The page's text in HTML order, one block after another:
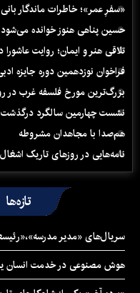
«سفرِ عمر»؛ خاطرات ماندگار
حسین پناهی هنوز خوانده می‌شود
تلاقی هنر و ایمان؛ روایت
فراخوان نوزدهمین دوره جایزه
بزرگ‌ترین مورخ فلسفه غرب در
نشست چهارمین سالگرد درگذشت
هم‌صدا با مجاهدان مشروطه
نامه‌هایی در روزهای تاریک اشغال
تازه‌ها
سریال‌های «مدیر
هوش مصنوعی در خدمت انسان یا